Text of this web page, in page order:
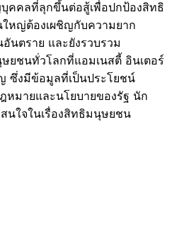
คคลที่ลุกขึ้นต่อสู้เพื่อปกป้องสิทธิ
หญ่ต้องเผชิญกับความยาก
นตราย และยังรวบรวม
ยชนทั่วโลกที่แอมเนสตี้ อินเตอร์
ซึ่งมีข้อมูลที่เป็นประโยชน์
มายและนโยบายของรัฐ นัก
นใจในเรื่องสิทธิมนุษยชน